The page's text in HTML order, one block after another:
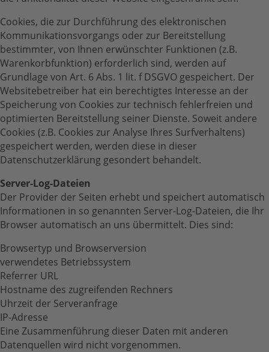
Cookies, die zur Durchführung des elektronischen
Kommunikationsvorgangs oder zur Bereitstellung
bestimmter, von Ihnen erwünschter Funktionen (z.B.
Warenkorbfunktion) erforderlich sind, werden auf
Grundlage von Art. 6 Abs. 1 lit. f DSGVO gespeichert. Der
Websitebetreiber hat ein berechtigtes Interesse an der
Speicherung von Cookies zur technisch fehlerfreien und
optimierten Bereitstellung seiner Dienste. Soweit andere
Cookies (z.B. Cookies zur Analyse Ihres Surfverhaltens)
gespeichert werden, werden diese in dieser
Datenschutzerklärung gesondert behandelt.
Server-Log-Dateien
Der Provider der Seiten erhebt und speichert automatisch
Informationen in so genannten Server-Log-Dateien, die Ihr
Browser automatisch an uns übermittelt. Dies sind:
Browsertyp und Browserversion
verwendetes Betriebssystem
Referrer URL
Hostname des zugreifenden Rechners
Uhrzeit der Serveranfrage
IP-Adresse
Eine Zusammenführung dieser Daten mit anderen
Datenquellen wird nicht vorgenommen.